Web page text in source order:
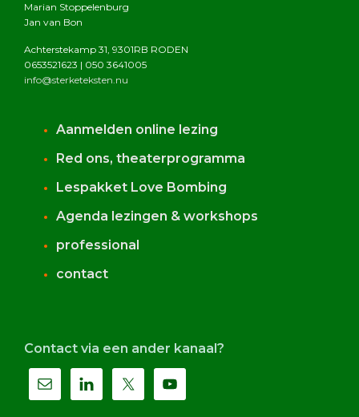
Marian Stoppelenburg
Jan van Bon
Achterstekamp 31, 9301RB RODEN
0653521623 | 050 3641005
info@sterketeksten.nu
Aanmelden online lezing
Red ons, theaterprogramma
Lespakket Love Bombing
Agenda lezingen & workshops
professional
contact
Contact via een ander kanaal?